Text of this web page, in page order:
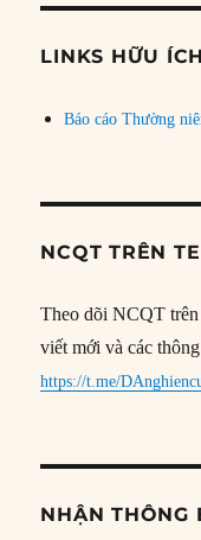
đề
LINKS HỮU ÍCH
Báo cáo Thường
NCQT TRÊN
Theo dõi NCQT trên
viết mới và các
https://t.me/
NHẬN THÔNG